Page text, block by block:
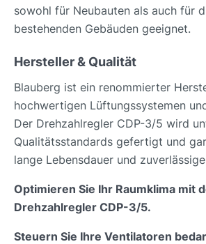
sowohl für Neubauten als auch für
bestehenden Gebäuden geeignet.
Hersteller & Qualität
Blauberg ist ein renommierter
hochwertigen Lüftungssystemen
Der Drehzahlregler CDP-3/5 wird
Qualitätsstandards gefertigt und
lange Lebensdauer und
Optimieren Sie Ihr Raumklima mit
Drehzahlregler CDP-3/5.
Steuern Sie Ihre Ventilatoren